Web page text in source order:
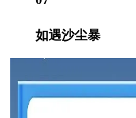
如遇沙尘暴